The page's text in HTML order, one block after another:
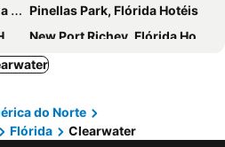
Pinellas Park, Flórida Hotéis
New Port Richey, Flórida Hotéis
Plant City, Flórida Hotéis
Kissimmee, Flórida Hotéis
Celebration, Flórida Hotéis
do Norte
Flórida Clearwater